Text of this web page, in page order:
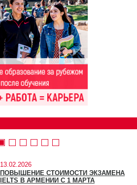
13.02.2026
ПОВЫШЕНИЕ СТОИМОСТИ ЭКЗАМЕНА
IELTS В АРМЕНИИ С 1 МАРТА